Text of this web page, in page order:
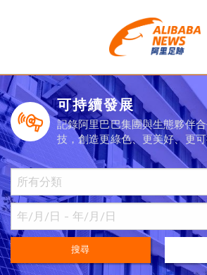
可持續發展
記錄阿里巴巴集團與生態夥伴
技，創造更綠色、更美好、更
搜尋